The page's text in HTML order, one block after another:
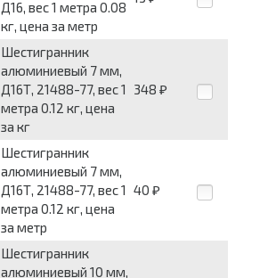
Д16, вес 1 метра 0.08
кг, цена за метр
Шестигранник
алюминиевый 7 мм,
Д16Т, 21488-77, вес 1
метра 0.12 кг, цена
за кг
348 ₽
Шестигранник
алюминиевый 7 мм,
Д16Т, 21488-77, вес 1
метра 0.12 кг, цена
за метр
40 ₽
Шестигранник
алюминиевый 10 мм,